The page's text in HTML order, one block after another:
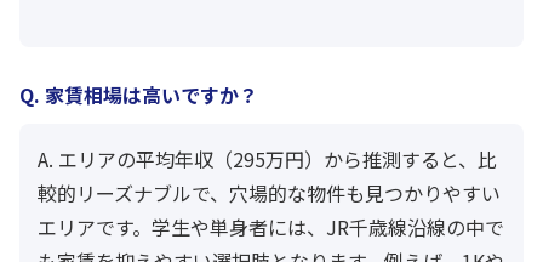
Q. 家賃相場は高いですか？
A. エリアの平均年収（295万円）から推測すると、比
較的リーズナブルで、穴場的な物件も見つかりやすい
エリアです。学生や単身者には、JR千歳線沿線の中で